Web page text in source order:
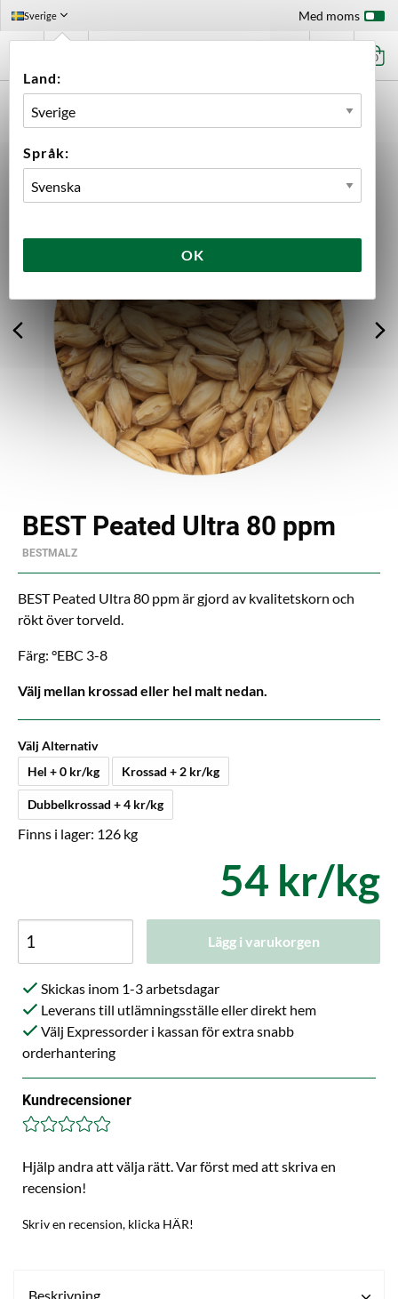
Sverige
Land:
Språk:
OK
Med moms
0
BEST PEATED ULTRA 80 PPM
BEST Peated Ultra 80 ppm
BESTMALZ
BEST Peated Ultra 80 ppm är gjord av kvalitetskorn och
rökt över torveld.
Färg: °EBC 3-8
Välj mellan krossad eller hel malt nedan.
Välj Alternativ
Hel + 0 kr/kg
Krossad + 2 kr/kg
Dubbelkrossad + 4 kr/kg
Finns i lager: 126 kg
54 kr/kg
Lägg i varukorgen
Skickas inom 1-3 arbetsdagar
Leverans till utlämningsställe eller direkt hem
Välj Expressorder i kassan för extra snabb
orderhantering
Kundrecensioner
Hjälp andra att välja rätt. Var först med att skriva en
recension!
Skriv en recension, klicka HÄR!
Beskrivning